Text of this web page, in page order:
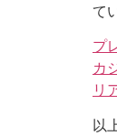
て
プ
カ
リ
以